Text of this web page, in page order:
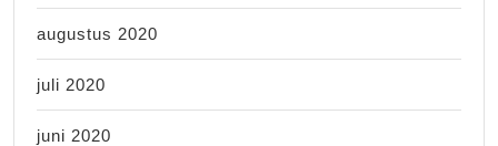
augustus 2020
juli 2020
juni 2020